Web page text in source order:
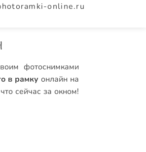
фотоснимками
в рамку онлайн на
сейчас за окном!